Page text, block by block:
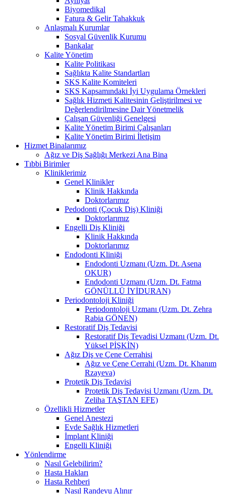
Biyomedikal
Fatura & Gelir Tahakkuk
Anlaşmalı Kurumlar
Sosyal Güvenlik Kurumu
Bankalar
Kalite Yönetim
Kalite Politikası
Sağlıkta Kalite Standartları
SKS Kalite Komiteleri
SKS Kapsamındaki İyi Uygulama Örnekleri
Sağlık Hizmeti Kalitesinin Geliştirilmesi ve
Değerlendirilmesine Dair Yönetmelik
Çalışan Güvenliği Genelgesi
Kalite Yönetim Birimi Çalışanları
Kalite Yönetim Birimi İletişim
Hizmet Binalarımız
Ağız ve Diş Sağlığı Merkezi Ana Bina
Tıbbi Birimler
Kliniklerimiz
Genel Klinikler
Klinik Hakkında
Doktorlarımız
Pedodonti (Çocuk Diş) Kliniği
Doktorlarımız
Engelli Diş Kliniği
Klinik Hakkında
Doktorlarımız
Endodonti Kliniği
Endodonti Uzmanı (Uzm. Dt. Asena
OKUR)
Endodonti Uzmanı (Uzm. Dt. Fatma
GÖNÜLLÜ İYİDURAN)
Periodontoloji Kliniği
Periodontoloji Uzmanı (Uzm. Dt. Zehra
Rabia GÖNEN)
Restoratif Diş Tedavisi
Restoratif Diş Tevadisi Uzmanı (Uzm. Dt.
Yüksel PİŞKİN)
Ağız Diş ve Çene Cerrahisi
Ağız ve Çene Cerrahi (Uzm. Dt. Khanım
Rzayeva)
Protetik Diş Tedavisi
Protetik Diş Tedavisi Uzmanı (Uzm. Dt.
Zeliha TAŞTAN EFE)
Özellikli Hizmetler
Genel Anestezi
Evde Sağlık Hizmetleri
İmplant Kliniği
Engelli Kliniği
Yönlendirme
Nasıl Gelebilirim?
Hasta Hakları
Hasta Rehberi
Nasıl Randevu Alınır